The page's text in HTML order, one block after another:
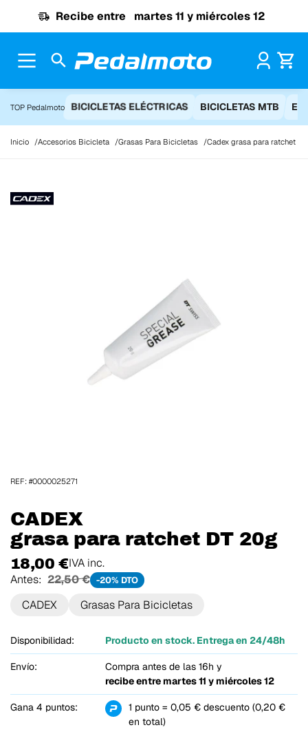
Recibe entre martes 11 y miércoles 12
TOP Pedalmoto BICICLETAS ELÉCTRICAS BICICLETAS MTB
Inicio Accesorios Bicicleta Grasas Para Bicicletas Cadex grasa para ratchet
CADEX
grasa para ratchet DT 20g
18,00 €IVA inc.
Antes: 22,50 € -20% DTO
CADEX Grasas Para Bicicletas
Disponibilidad: Producto en stock. Entrega en 24/48h
Envío:
Compra antes de las 16h y
recibe entre martes 11 y miércoles 12
Gana 4 puntos:
1 punto = 0,05 € descuento (0,20 €
en total)
REF: #0000025271